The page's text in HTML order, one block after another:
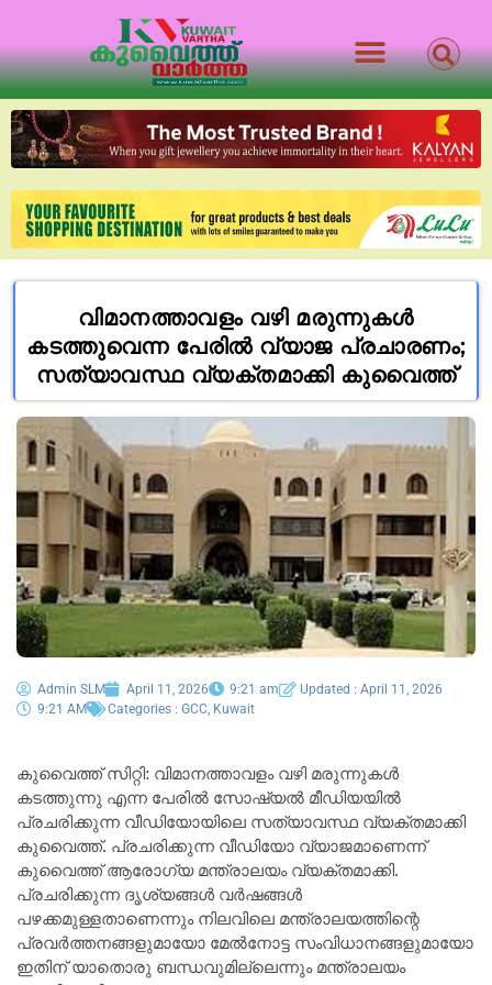
വിമാനത്താവളം വഴി മരുന്നുകൾ
കടത്തുവെന്ന പേരിൽ വ്യാജ പ്രചാരണം;
സത്യാവസ്ഥ വ്യക്തമാക്കി കുവൈത്ത്
Admin SLM April 11, 2026 9:21 am
Updated : April 11, 2026
9:21 AM
Categories : GCC Kuwait
കുവൈത്ത് സിറ്റി: വിമാനത്താവളം വഴി മരുന്നുകൾ
കടത്തുന്നു എന്ന പേരിൽ സോഷ്യൽ മീഡിയയിൽ
പ്രചരിക്കുന്ന വീഡിയോയിലെ സത്യാവസ്ഥ വ്യക്തമാക്കി
കുവൈത്ത്. പ്രചരിക്കുന്ന വീഡിയോ വ്യാജമാണെന്ന്
കുവൈത്ത് ആരോഗ്യ മന്ത്രാലയം വ്യക്തമാക്കി.
പ്രചരിക്കുന്ന ദൃശ്യങ്ങൾ വർഷങ്ങൾ
പഴക്കമുള്ളതാണെന്നും നിലവിലെ മന്ത്രാലയത്തിന്റെ
പ്രവർത്തനങ്ങളുമായോ മേൽനോട്ട സംവിധാനങ്ങളുമായോ
ഇതിന് യാതൊരു ബന്ധവുമില്ലെന്നും മന്ത്രാലയം